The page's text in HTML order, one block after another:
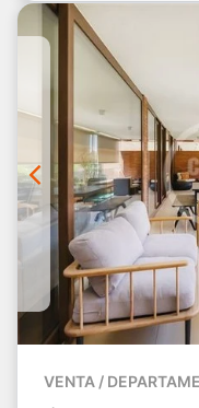
VENTA /